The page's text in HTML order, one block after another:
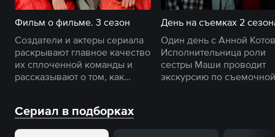
Фильм о фильме. 3 сезон
Создатели и актеры сериала
раскрывают главное качество
их сплоченной команды и
рассказывают о том, как
День на съемках 2
Один день с Анной
Исполнительница роли
сестры Маши проводит
экскурсию по съемочной
Сериал в подборках